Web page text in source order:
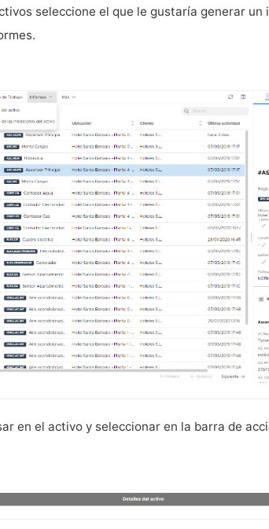
seleccione el que le gustaría generar un
en el activo y seleccionar en la barra de